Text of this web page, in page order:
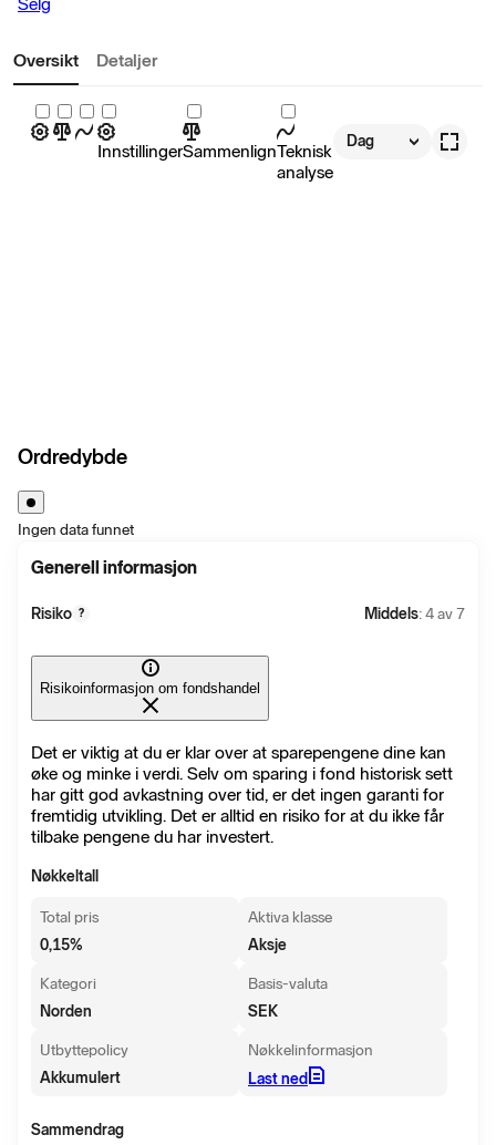
Oversikt Detaljer
InnstillingerSammenlignTeknisk
analyse
Dag
Ordredybde
Ingen data funnet
Generell informasjon
Risiko ? Middels: 4 av 7
Risikoinformasjon om fondshandel
Det er viktig at du er klar over at sparepengene dine kan
øke og minke i verdi. Selv om sparing i fond historisk sett
har gitt god avkastning over tid, er det ingen garanti for
fremtidig utvikling. Det er alltid en risiko for at du ikke får
tilbake pengene du har investert.
Nøkkeltall
Total pris
0,15%
Aktiva klasse
Aksje
Kategori
Norden
Basis-valuta
SEK
Utbyttepolicy
Akkumulert
Nøkkelinformasjon
Last ned
Sammendrag